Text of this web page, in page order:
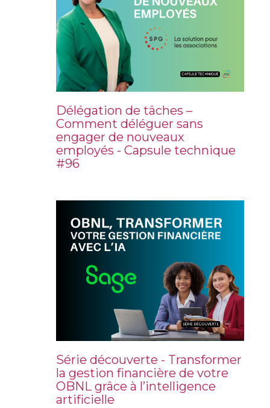
Délégation de tâches –
Comment déléguer sans
engager de nouveaux
employés - Capsule technique
#96
Série découverte - Transformer
la gestion financière de votre
OBNL grâce à l’intelligence
artificielle